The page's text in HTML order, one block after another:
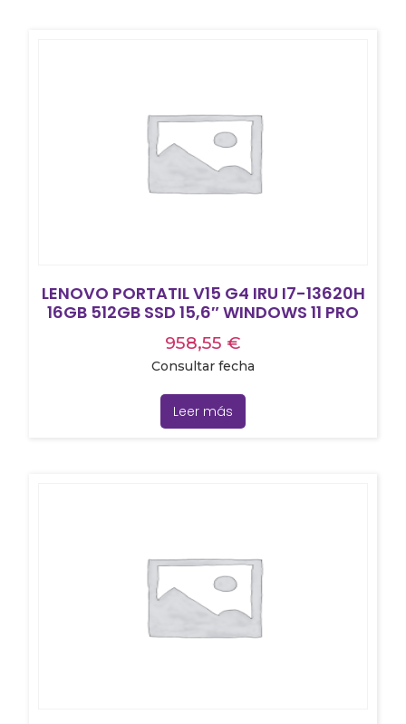
LENOVO PORTATIL V15 G4 IRU I7-13620H
16GB 512GB SSD 15,6″ WINDOWS 11 PRO
958,55 €
Consultar fecha
Leer más